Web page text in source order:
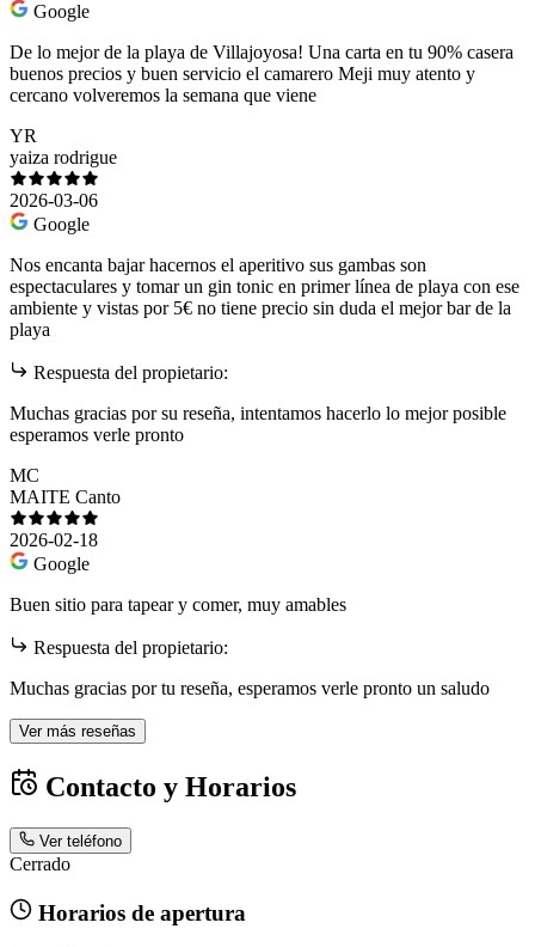
Google
De lo mejor de la playa de Villajoyosa! Una carta en tu 90% casera
buenos precios y buen servicio el camarero Meji muy atento y
cercano volveremos la semana que viene
YR
yaiza rodrigue
2026-03-06
Google
Nos encanta bajar hacernos el aperitivo sus gambas son
espectaculares y tomar un gin tonic en primer línea de playa con ese
ambiente y vistas por 5€ no tiene precio sin duda el mejor bar de la
playa
Respuesta del propietario:
Muchas gracias por su reseña, intentamos hacerlo lo mejor posible
esperamos verle pronto
MC
MAITE Canto
2026-02-18
Google
Buen sitio para tapear y comer, muy amables
Respuesta del propietario:
Muchas gracias por tu reseña, esperamos verle pronto un saludo
Ver más reseñas
Contacto y Horarios
Ver teléfono
Cerrado
Horarios de apertura